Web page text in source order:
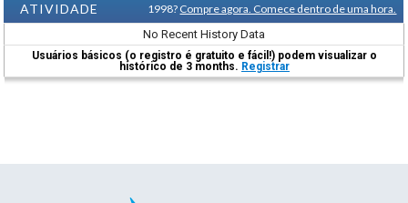
ATIVIDADE
1998? Compre agora. Comece dentro de uma hora.
No Recent History Data
Usuários básicos (o registro é gratuito e fácil!) podem visualizar o
histórico de 3 months. Registrar